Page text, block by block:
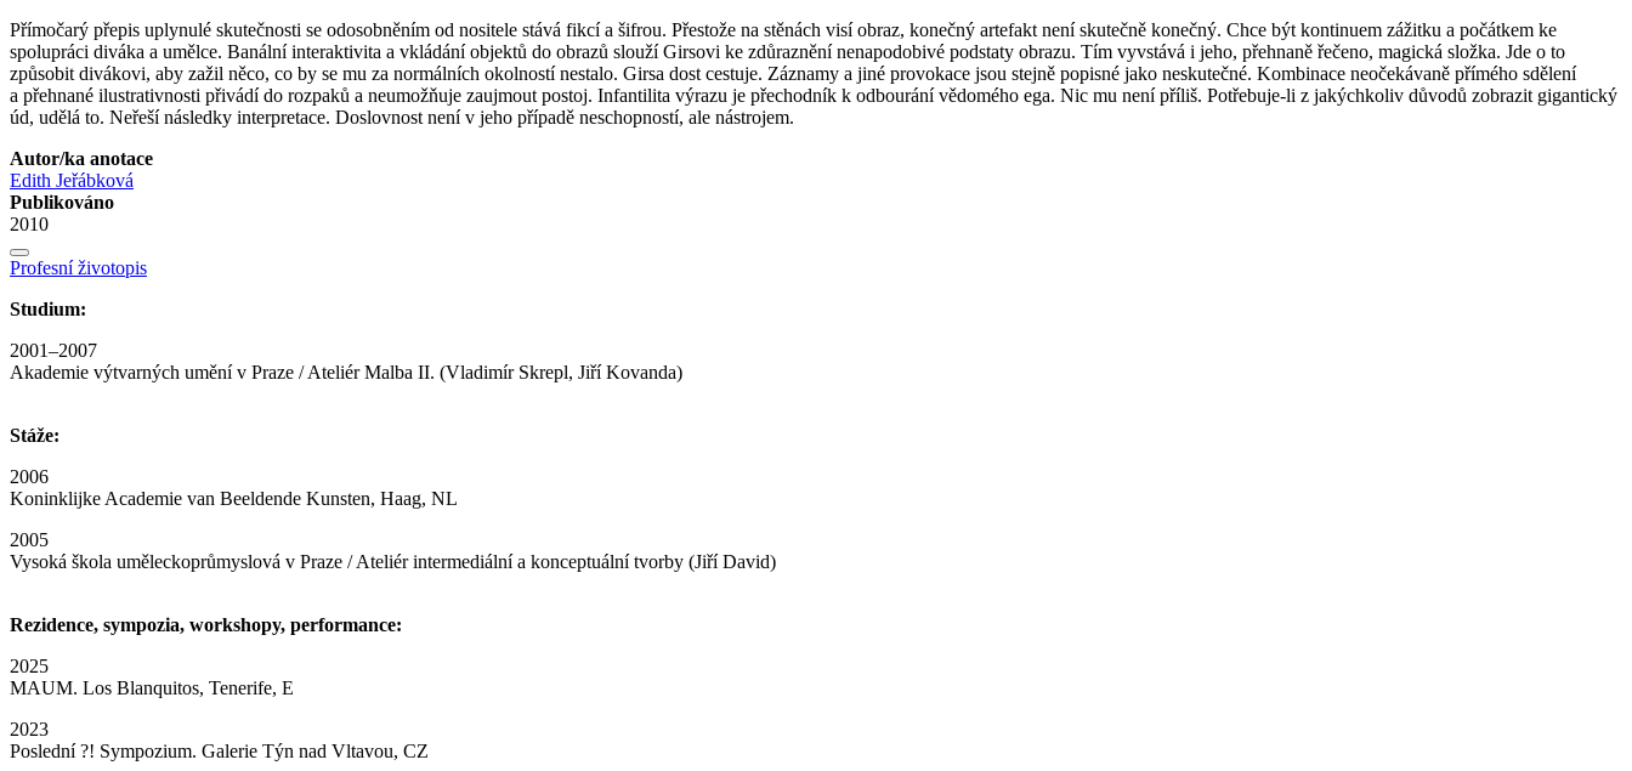
Přímočarý přepis uplynulé skutečnosti se odosobněním od nositele stává fikcí a šifrou. Přestože na stěnách visí obraz, konečný artefakt není skutečně konečný. Chce být kontinuem zážitku a počátkem ke
spolupráci diváka a umělce. Banální interaktivita a vkládání objektů do obrazů slouží Girsovi ke zdůraznění nenapodobivé podstaty obrazu. Tím vyvstává i jeho, přehnaně řečeno, magická složka. Jde o to
způsobit divákovi, aby zažil něco, co by se mu za normálních okolností nestalo. Girsa dost cestuje. Záznamy a jiné provokace jsou stejně popisné jako neskutečné. Kombinace neočekávaně přímého sdělení
a přehnané ilustrativnosti přivádí do rozpaků a neumožňuje zaujmout postoj. Infantilita výrazu je přechodník k odbourání vědomého ega. Nic mu není příliš. Potřebuje-li z jakýchkoliv důvodů zobrazit gigantický
úd, udělá to. Neřeší následky interpretace. Doslovnost není v jeho případě neschopností, ale nástrojem.
Autor/ka anotace
Edith Jeřábková
Publikováno
2010
Profesní životopis
Studium:
2001–2007
Akademie výtvarných umění v Praze / Ateliér Malba II. (Vladimír Skrepl, Jiří Kovanda)
Stáže:
2006
Koninklijke Academie van Beeldende Kunsten, Haag, NL
2005
Vysoká škola uměleckoprůmyslová v Praze / Ateliér intermediální a konceptuální tvorby (Jiří David)
Rezidence, sympozia, workshopy, performance:
2025
MAUM. Los Blanquitos, Tenerife, E
2023
Poslední ?! Sympozium. Galerie Týn nad Vltavou, CZ